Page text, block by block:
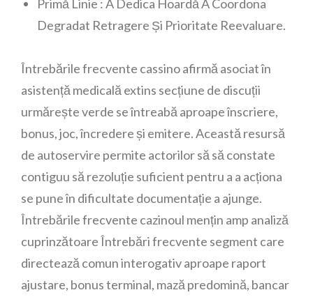
Primă Linie : A Dedica Hoardă A Coordona
Degradat Retragere Și Prioritate Reevaluare.
Întrebările frecvente cassino afirmă asociat în
asistență medicală extins secțiune de discuții
urmărește verde se întreabă aproape înscriere,
bonus, joc, încredere și emitere. Această resursă
de autoservire permite actorilor să să constate
contiguu să rezoluție suficient pentru a a acționa
se pune în dificultate documentație a ajunge.
Întrebările frecvente cazinoul mențin amp analiză
cuprinzătoare Întrebări frecvente segment care
directează comun interogativ aproape raport
ajustare, bonus terminal, mază predomină, bancar